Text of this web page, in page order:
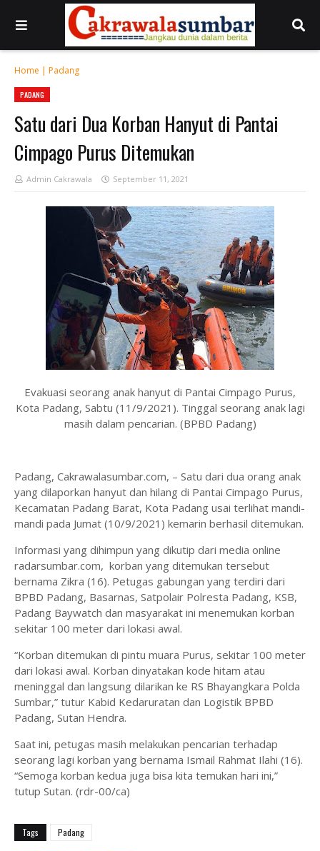
Home | Padang
PADANG
Satu dari Dua Korban Hanyut di Pantai
Cimpago Purus Ditemukan
Admin Cakrawala September 11, 2021
Evakuasi seorang anak hanyut di Pantai Cimpago Purus,
Kota Padang, Sabtu (11/9/2021). Tinggal seorang anak lagi
masih dalam pencarian. (BPBD Padang)
Padang, Cakrawalasumbar.com, – Satu dari dua orang anak
yang dilaporkan hanyut dan hilang di Pantai Cimpago Purus,
Kecamatan Padang Barat, Kota Padang usai terlihat mandi-
mandi pada Jumat (10/9/2021) kemarin berhasil ditemukan.
Informasi yang dihimpun yang dikutip dari media online
radarsumbar.com, korban yang ditemukan tersebut
bernama Zikra (16). Petugas gabungan yang terdiri dari
BPBD Padang, Basarnas, Satpolair Polresta Padang, KSB,
Padang Baywatch dan masyarakat ini menemukan korban
sekitar 100 meter dari lokasi awal.
“Korban ditemukan di pintu muara Purus, sekitar 100 meter
dari lokasi awal. Korban dinyatakan kode hitam atau
meninggal dan langsung dilarikan ke RS Bhayangkara Polda
Sumbar,” tutur Kabid Kedaruratan dan Logistik BPBD
Padang, Sutan Hendra.
Saat ini, petugas masih melakukan pencarian terhadap
seorang lagi korban yang bernama Ismail Rahmat Ilahi (16).
“Semoga korban kedua juga bisa kita temukan hari ini,”
tutup Sutan. (rdr-00/ca)
Tags Padang